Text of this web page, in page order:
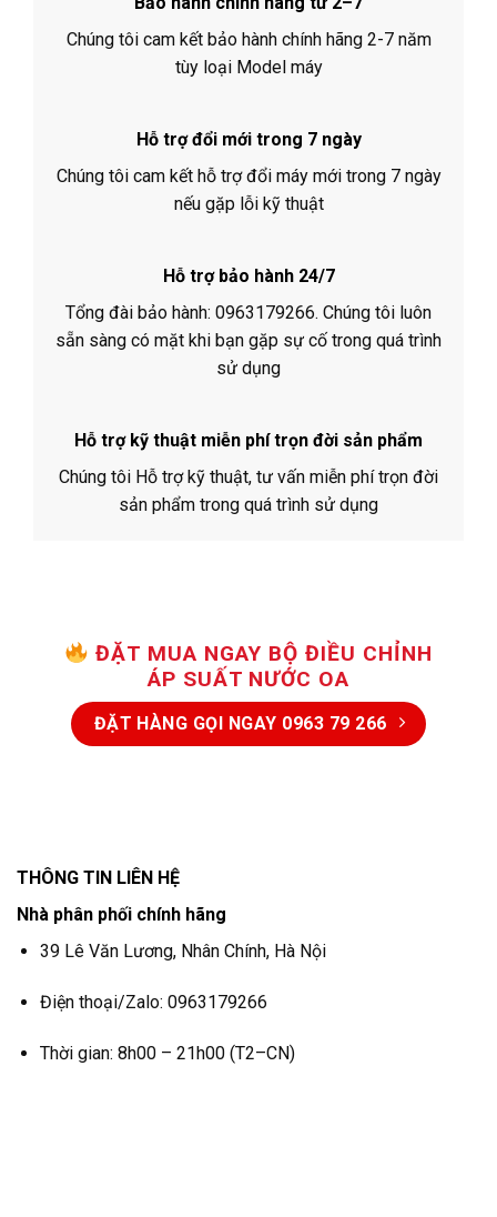
Chúng tôi cam kết bảo hành chính hãng 2-7 năm
tùy loại Model máy
Hỗ trợ đổi mới trong 7 ngày
Chúng tôi cam kết hỗ trợ đổi máy mới trong 7 ngày
nếu gặp lỗi kỹ thuật
Hỗ trợ bảo hành 24/7
Tổng đài bảo hành: 0963179266. Chúng tôi luôn
sẵn sàng có mặt khi bạn gặp sự cố trong quá trình
sử dụng
Hỗ trợ kỹ thuật miễn phí trọn đời sản phẩm
Chúng tôi Hỗ trợ kỹ thuật, tư vấn miễn phí trọn đời
sản phẩm trong quá trình sử dụng
ĐẶT MUA NGAY BỘ ĐIỀU CHỈNH
ÁP SUẤT NƯỚC OA
ĐẶT HÀNG GỌI NGAY 0963 79 266
THÔNG TIN LIÊN HỆ
Nhà phân phối chính hãng
39 Lê Văn Lương, Nhân Chính, Hà Nội
Điện thoại/Zalo: 0963179266
Thời gian: 8h00 – 21h00 (T2–CN)